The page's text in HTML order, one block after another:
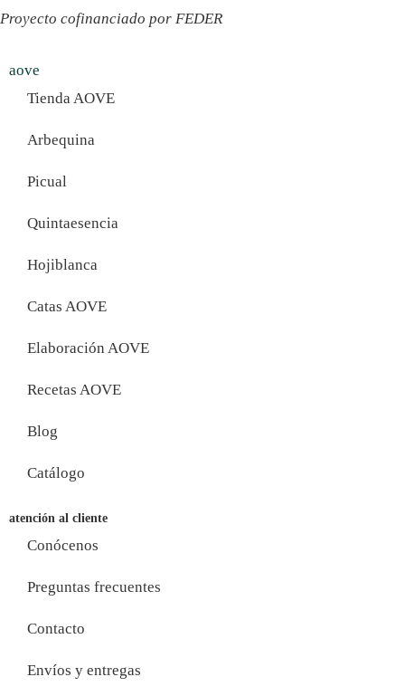
Proyecto cofinanciado por FEDER
aove
Tienda AOVE
Arbequina
Picual
Quintaesencia
Hojiblanca
Catas AOVE
Elaboración AOVE
Recetas AOVE
Blog
Catálogo
atención al cliente
Conócenos
Preguntas frecuentes
Contacto
Envíos y entregas